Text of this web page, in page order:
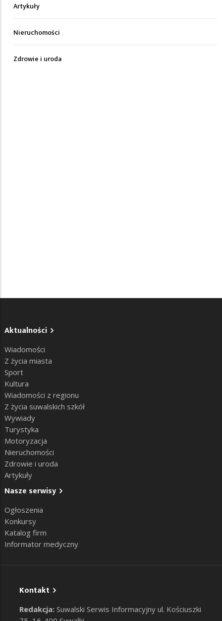
Artykuły
Nieruchomości
Zdrowie i uroda
Aktualności
Wiadomości
Z życia miasta
Sport
Kultura
Wiadomości z regionu
Z życia suwalskich szkół
Wywiady
Turystyka
Motoryzacja
Nieruchomości
Zdrowie i uroda
Artykuły
Nasze serwisy
Ogłoszenia
Konkursy
Katalog firm
Informator medyczny
Kontakt
Redakcja: Suwalski Serwis Informacyjny ul. Kościuszki